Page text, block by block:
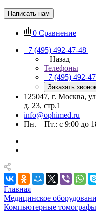
Написать нам
0 Сравнение
+7 (495) 492-47-48
Назад
Телефоны
+7 (495) 492-
Заказать
125047, г. Москва,
д. 23, стр.1
info@ophimed.ru
Пн. – Пт.: с 9:00 до
Главная
Медицинское
Компьютерные томографы